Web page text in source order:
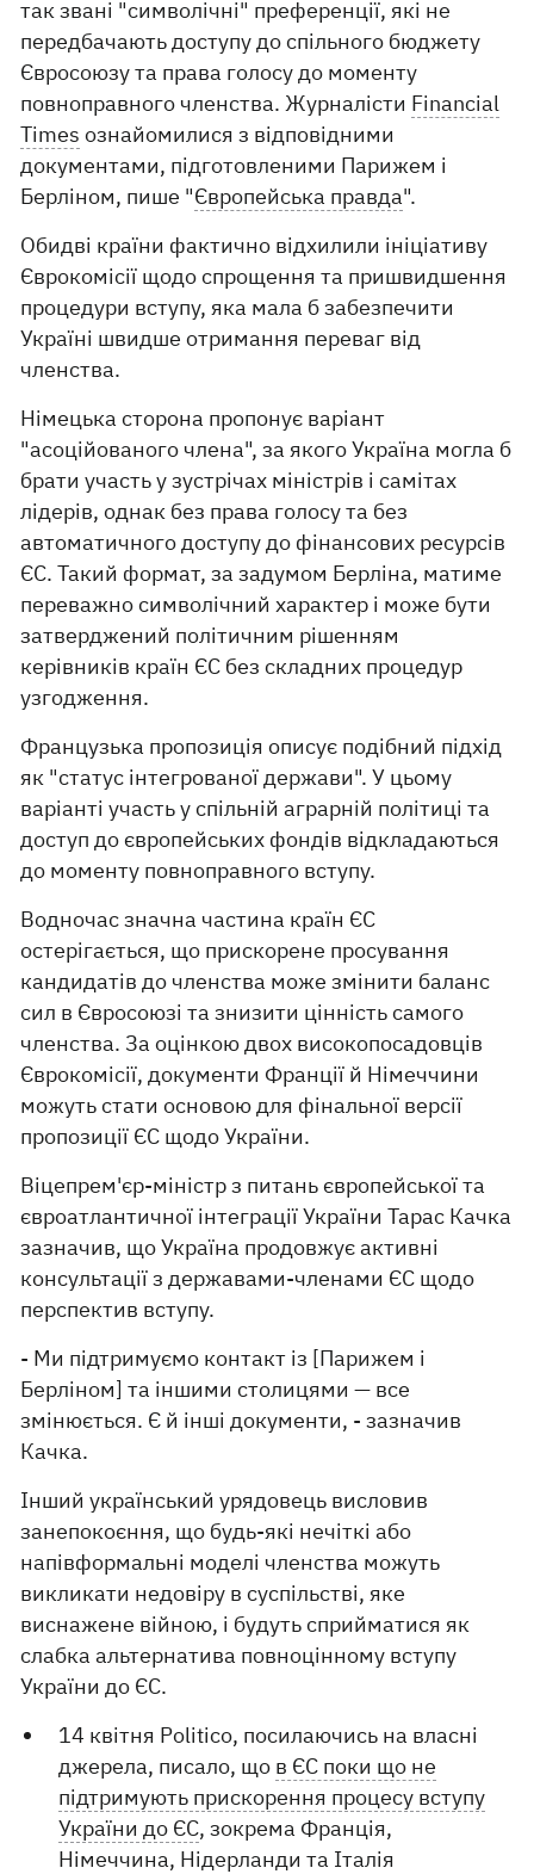
так звані "символічні" преференції, які не
передбачають доступу до спільного бюджету
Євросоюзу та права голосу до моменту
повноправного членства. Журналісти Financial
Times ознайомилися з відповідними
документами, підготовленими Парижем і
Берліном, пише "Європейська правда".
Обидві країни фактично відхилили ініціативу
Єврокомісії щодо спрощення та пришвидшення
процедури вступу, яка мала б забезпечити
Україні швидше отримання переваг від
членства.
Німецька сторона пропонує варіант
"асоційованого члена", за якого Україна могла б
брати участь у зустрічах міністрів і самітах
лідерів, однак без права голосу та без
автоматичного доступу до фінансових ресурсів
ЄС. Такий формат, за задумом Берліна, матиме
переважно символічний характер і може бути
затверджений політичним рішенням
керівників країн ЄС без складних процедур
узгодження.
Французька пропозиція описує подібний підхід
як "статус інтегрованої держави". У цьому
варіанті участь у спільній аграрній політиці та
доступ до європейських фондів відкладаються
до моменту повноправного вступу.
Водночас значна частина країн ЄС
остерігається, що прискорене просування
кандидатів до членства може змінити баланс
сил в Євросоюзі та знизити цінність самого
членства. За оцінкою двох високопосадовців
Єврокомісії, документи Франції й Німеччини
можуть стати основою для фінальної версії
пропозиції ЄС щодо України.
Віцепрем'єр-міністр з питань європейської та
євроатлантичної інтеграції України Тарас Качка
зазначив, що Україна продовжує активні
консультації з державами-членами ЄС щодо
перспектив вступу.
- Ми підтримуємо контакт із [Парижем і
Берліном] та іншими столицями — все
змінюється. Є й інші документи, - зазначив
Качка.
Інший український урядовець висловив
занепокоєння, що будь-які нечіткі або
напівформальні моделі членства можуть
викликати недовіру в суспільстві, яке
виснажене війною, і будуть сприйматися як
слабка альтернатива повноцінному вступу
України до ЄС.
14 квітня Politico, посилаючись на власні
джерела, писало, що в ЄС поки що не
підтримують прискорення процесу вступу
України до ЄС, зокрема Франція,
Німеччина, Нідерланди та Італія